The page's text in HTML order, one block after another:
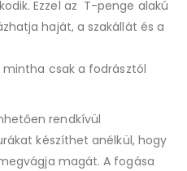
Ezzel az T-penge alakú
haját, a szakállát és a
csak a fodrásztól
rendkívül
készíthet anélkül, hogy
magát. A fogása